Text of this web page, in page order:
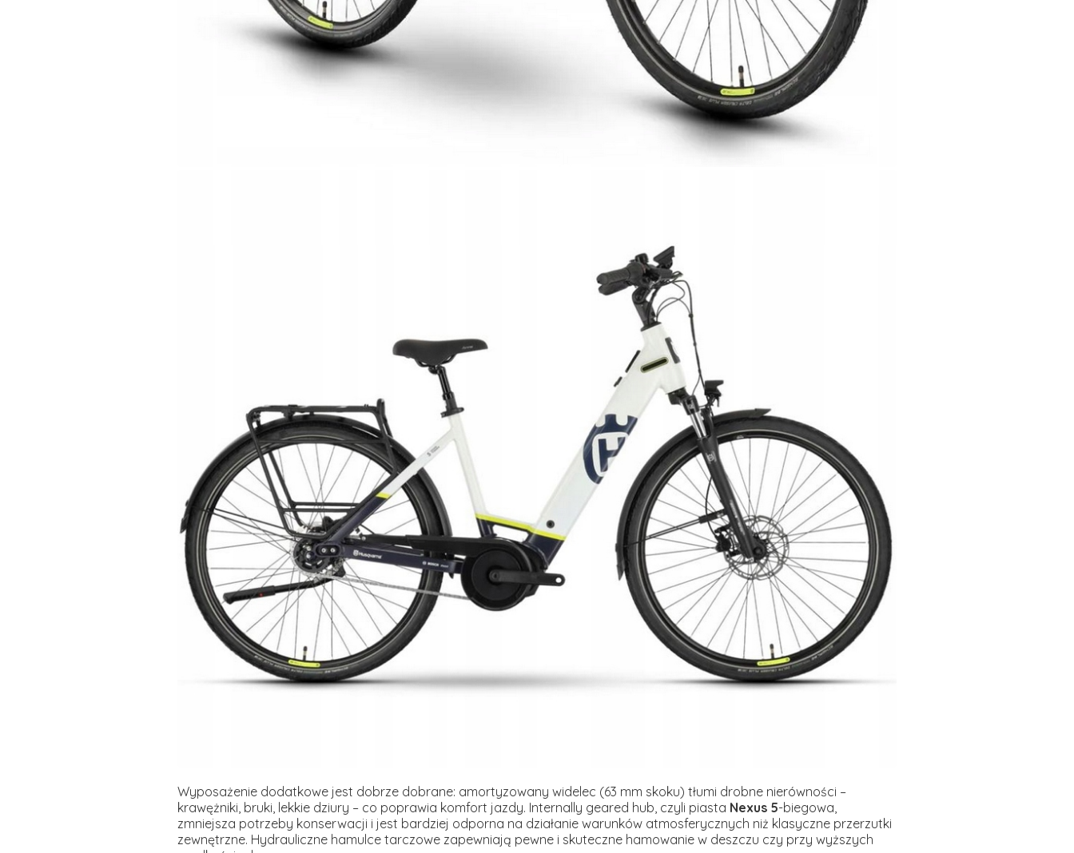
Wyposażenie dodatkowe jest dobrze dobrane: amortyzowany widelec (63 mm skoku) tłumi drobne nierówności –
krawężniki, bruki, lekkie dziury – co poprawia komfort jazdy. Internally geared hub, czyli piasta Nexus 5-biegowa,
zmniejsza potrzeby konserwacji i jest bardziej odporna na działanie warunków atmosferycznych niż klasyczne przerzutki
zewnętrzne. Hydrauliczne hamulce tarczowe zapewniają pewne i skuteczne hamowanie w deszczu czy przy wyższych